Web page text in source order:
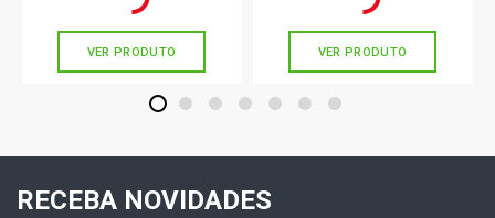
VER PRODUTO VER PRODUTO
1 2 3 4 5 6 7
RECEBA NOVIDADES